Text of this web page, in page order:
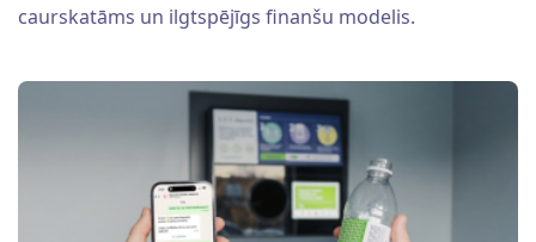
caurskatāms un ilgtspējīgs finanšu modelis.